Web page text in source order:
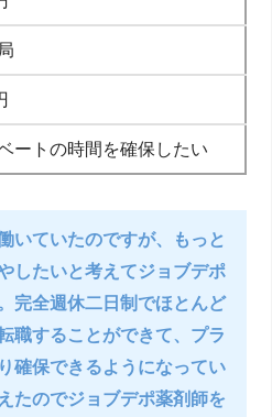
ートの時間を確保したい
いていたのですが、もっと
したいと考えてジョブデポ
完全週休二日制でほとんど
職することができて、プラ
確保できるようになってい
たのでジョブデポ薬剤師を